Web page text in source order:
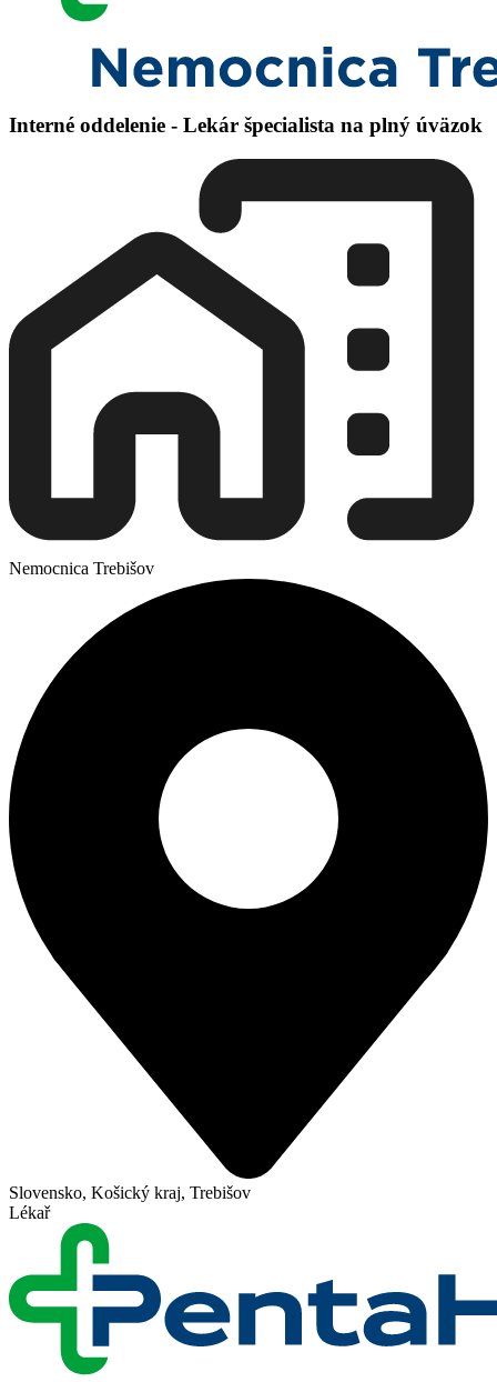
Interné oddelenie - Lekár špecialista na plný úväzok
Nemocnica Trebišov
Slovensko, Košický kraj, Trebišov
Lékař